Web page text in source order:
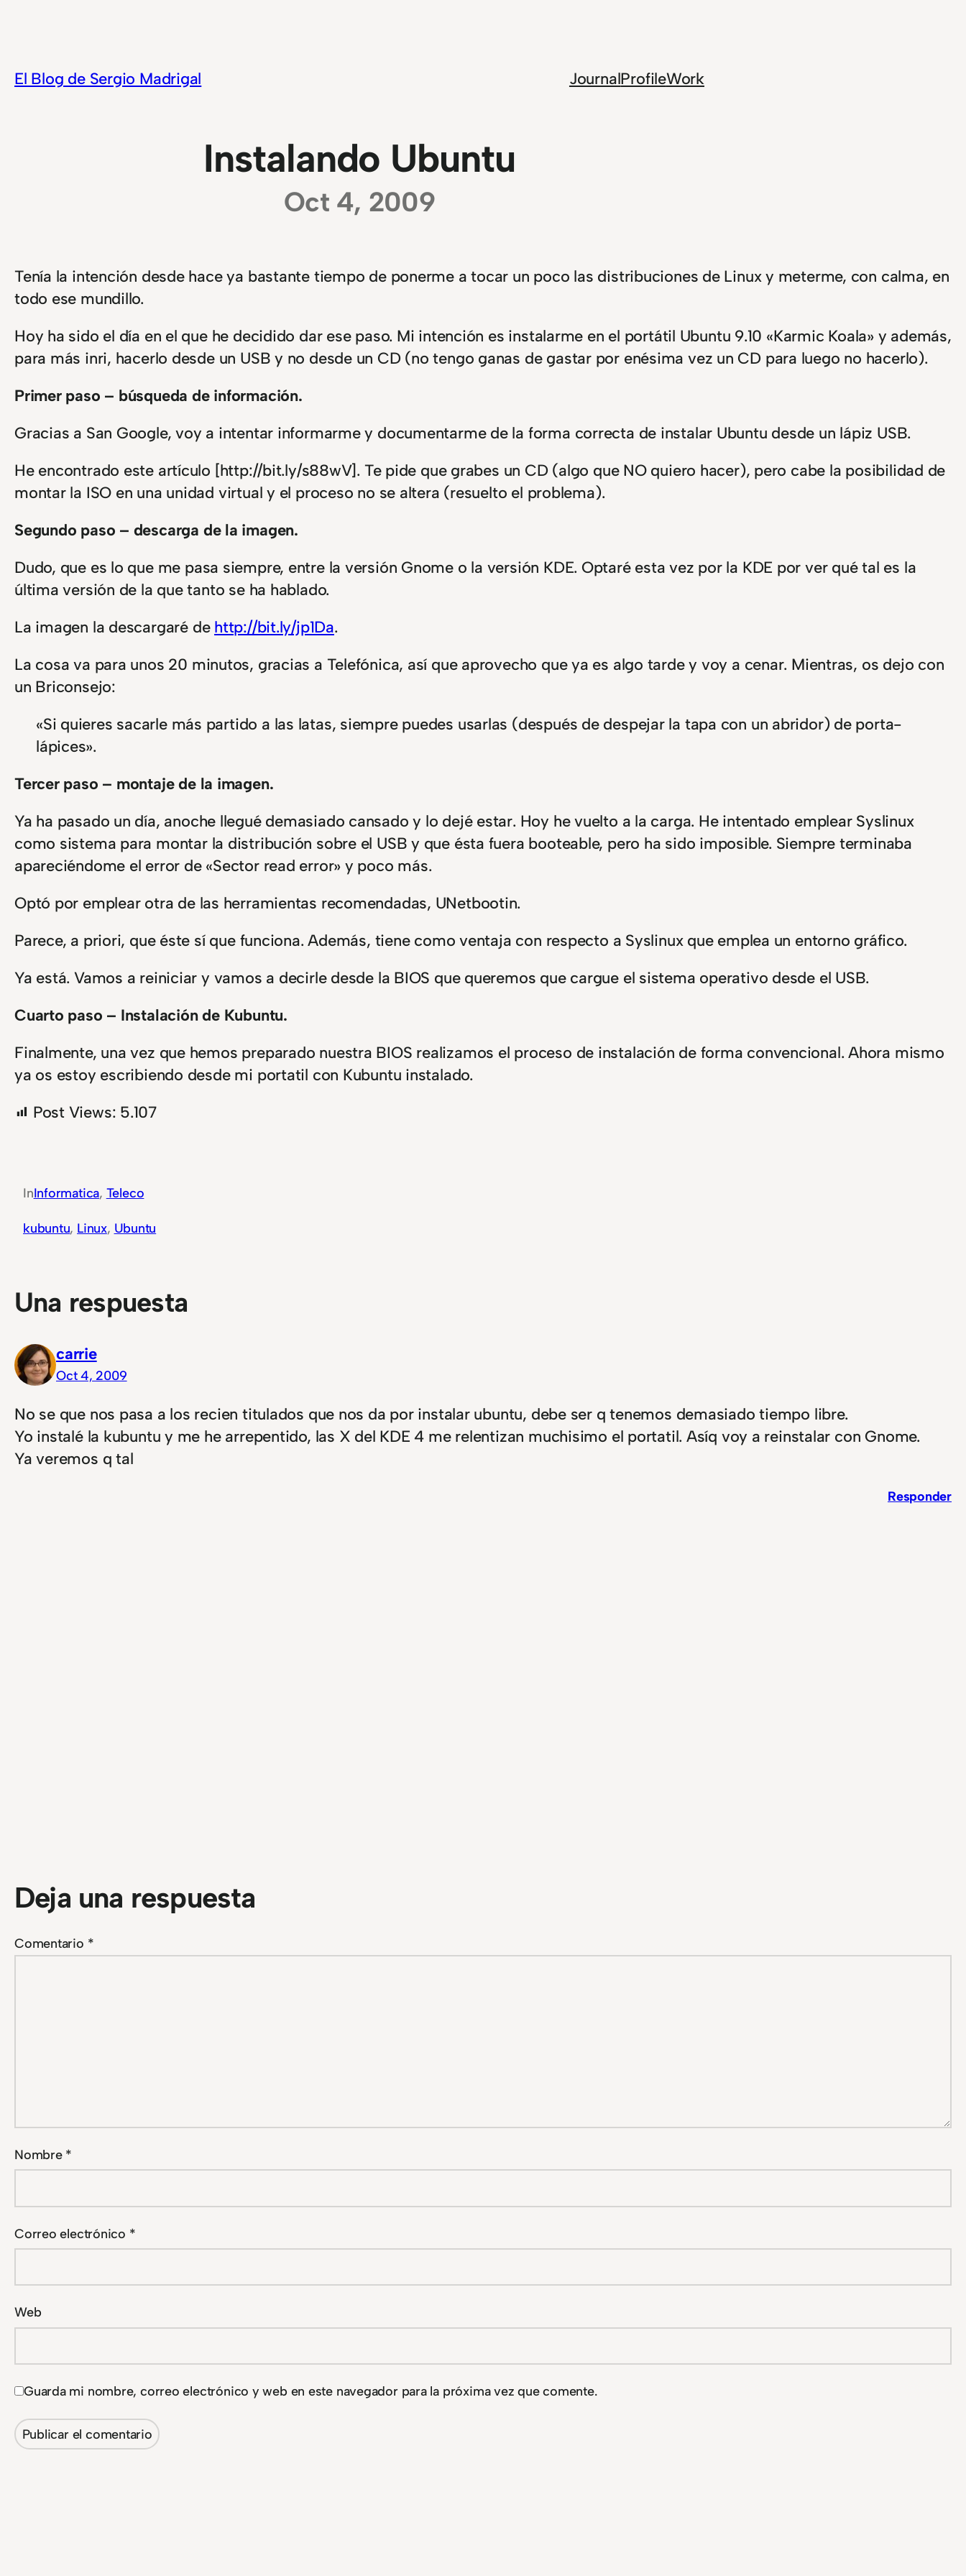
El Blog de Sergio Madrigal
JournalProfileWork
Instalando Ubuntu
Oct 4, 2009
Tenía la intención desde hace ya bastante tiempo de ponerme a tocar un poco las distribuciones de Linux y meterme, con calma, en
todo ese mundillo.
Hoy ha sido el día en el que he decidido dar ese paso. Mi intención es instalarme en el portátil Ubuntu 9.10 «Karmic Koala» y además,
para más inri, hacerlo desde un USB y no desde un CD (no tengo ganas de gastar por enésima vez un CD para luego no hacerlo).
Primer paso – búsqueda de información.
Gracias a San Google, voy a intentar informarme y documentarme de la forma correcta de instalar Ubuntu desde un lápiz USB.
He encontrado este artículo [http://bit.ly/s88wV]. Te pide que grabes un CD (algo que NO quiero hacer), pero cabe la posibilidad de
montar la ISO en una unidad virtual y el proceso no se altera (resuelto el problema).
Segundo paso – descarga de la imagen.
Dudo, que es lo que me pasa siempre, entre la versión Gnome o la versión KDE. Optaré esta vez por la KDE por ver qué tal es la
última versión de la que tanto se ha hablado.
La imagen la descargaré de http://bit.ly/jp1Da.
La cosa va para unos 20 minutos, gracias a Telefónica, así que aprovecho que ya es algo tarde y voy a cenar. Mientras, os dejo con
un Briconsejo:
«Si quieres sacarle más partido a las latas, siempre puedes usarlas (después de despejar la tapa con un abridor) de porta-
lápices».
Tercer paso – montaje de la imagen.
Ya ha pasado un día, anoche llegué demasiado cansado y lo dejé estar. Hoy he vuelto a la carga. He intentado emplear Syslinux
como sistema para montar la distribución sobre el USB y que ésta fuera booteable, pero ha sido imposible. Siempre terminaba
apareciéndome el error de «Sector read error» y poco más.
Optó por emplear otra de las herramientas recomendadas, UNetbootin.
Parece, a priori, que éste sí que funciona. Además, tiene como ventaja con respecto a Syslinux que emplea un entorno gráfico.
Ya está. Vamos a reiniciar y vamos a decirle desde la BIOS que queremos que cargue el sistema operativo desde el USB.
Cuarto paso – Instalación de Kubuntu.
Finalmente, una vez que hemos preparado nuestra BIOS realizamos el proceso de instalación de forma convencional. Ahora mismo
ya os estoy escribiendo desde mi portatil con Kubuntu instalado.
Post Views: 5.107
InInformatica, Teleco
kubuntu, Linux, Ubuntu
Una respuesta
carrie
Oct 4, 2009
No se que nos pasa a los recien titulados que nos da por instalar ubuntu, debe ser q tenemos demasiado tiempo libre.
Yo instalé la kubuntu y me he arrepentido, las X del KDE 4 me relentizan muchisimo el portatil. Asíq voy a reinstalar con Gnome.
Ya veremos q tal
Responder
Deja una respuesta
Comentario *
Nombre *
Correo electrónico *
Web
Guarda mi nombre, correo electrónico y web en este navegador para la próxima vez que comente.